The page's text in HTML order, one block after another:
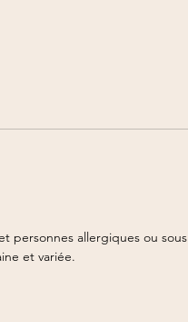
personnes allergiques ou sous
et variée.